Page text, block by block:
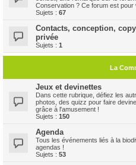
Conservation ? Ce forum est pour
Sujets : 67
Contacts, conception,
privée
Sujets : 1
La
Jeux et devinettes
Dans cette rubrique, défiez les
photos, des quizz pour faire
grâce à l'amusement !
Sujets : 150
Agenda
Tous les événements liés à la
agendas !
Sujets : 53